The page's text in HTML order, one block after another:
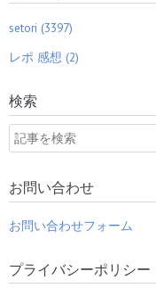
setori (3397)
レポ 感想 (2)
検索
お問い合わせ
お問い合わせフォーム
プライバシーポリシー